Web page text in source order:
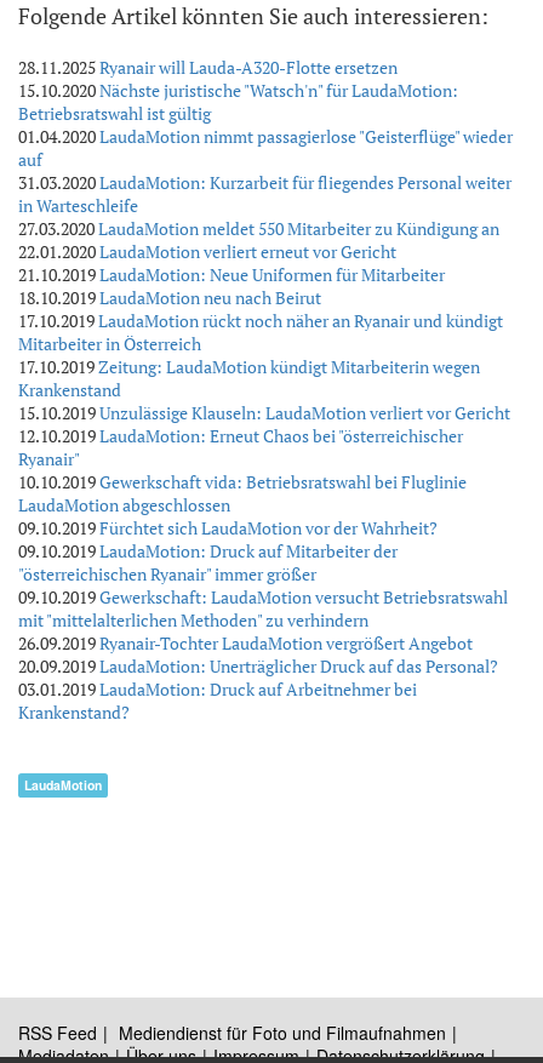
Folgende Artikel könnten Sie auch interessieren:
28.11.2025Ryanair will Lauda-A320-Flotte ersetzen
15.10.2020Nächste juristische "Watsch'n" für LaudaMotion:
Betriebsratswahl ist gültig
01.04.2020LaudaMotion nimmt passagierlose "Geisterflüge" wieder
auf
31.03.2020LaudaMotion: Kurzarbeit für fliegendes Personal weiter
in Warteschleife
27.03.2020LaudaMotion meldet 550 Mitarbeiter zu Kündigung an
22.01.2020LaudaMotion verliert erneut vor Gericht
21.10.2019LaudaMotion: Neue Uniformen für Mitarbeiter
18.10.2019LaudaMotion neu nach Beirut
17.10.2019LaudaMotion rückt noch näher an Ryanair und kündigt
Mitarbeiter in Österreich
17.10.2019Zeitung: LaudaMotion kündigt Mitarbeiterin wegen
Krankenstand
15.10.2019Unzulässige Klauseln: LaudaMotion verliert vor Gericht
12.10.2019LaudaMotion: Erneut Chaos bei "österreichischer
Ryanair"
10.10.2019Gewerkschaft vida: Betriebsratswahl bei Fluglinie
LaudaMotion abgeschlossen
09.10.2019Fürchtet sich LaudaMotion vor der Wahrheit?
09.10.2019LaudaMotion: Druck auf Mitarbeiter der
"österreichischen Ryanair" immer größer
09.10.2019Gewerkschaft: LaudaMotion versucht Betriebsratswahl
mit "mittelalterlichen Methoden" zu verhindern
26.09.2019Ryanair-Tochter LaudaMotion vergrößert Angebot
20.09.2019LaudaMotion: Unerträglicher Druck auf das Personal?
03.01.2019LaudaMotion: Druck auf Arbeitnehmer bei
Krankenstand?
LaudaMotion
RSS Feed
Mediendienst für Foto und Filmaufnahmen
Mediadaten
Über uns Impressum Datenschutzerklärung